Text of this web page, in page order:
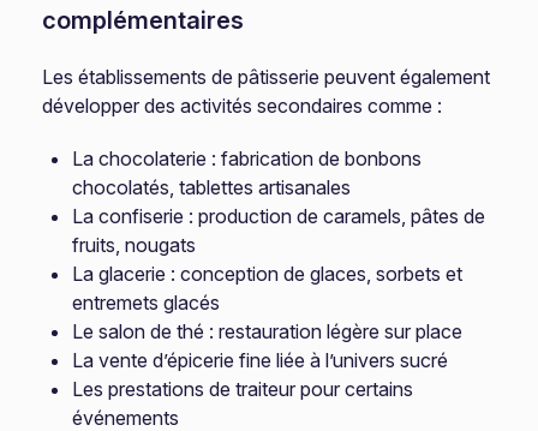
complémentaires
Les établissements de pâtisserie peuvent également
développer des activités secondaires comme :
La chocolaterie : fabrication de bonbons
chocolatés, tablettes artisanales
La confiserie : production de caramels, pâtes de
fruits, nougats
La glacerie : conception de glaces, sorbets et
entremets glacés
Le salon de thé : restauration légère sur place
La vente d’épicerie fine liée à l’univers sucré
Les prestations de traiteur pour certains
événements